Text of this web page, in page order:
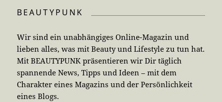
BEAUTYPUNK
Wir sind ein unabhängiges Online-Magazin und
lieben alles, was mit Beauty und Lifestyle zu tun hat.
Mit BEAUTYPUNK präsentieren wir Dir täglich
spannende News, Tipps und Ideen – mit dem
Charakter eines Magazins und der Persönlichkeit
eines Blogs.